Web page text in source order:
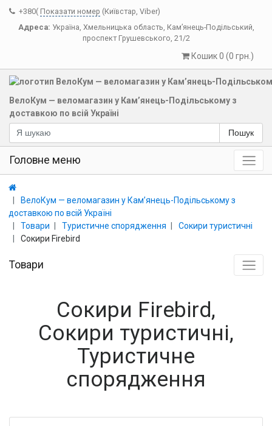
+380( Показати номер (Київстар, Viber)
Адреса: Україна, Хмельницька область, Кам’янець-Подільський,
проспект Грушевського, 21/2
Кошик 0 (0 грн.)
ВелоКум — веломагазин у Кам’янець-Подільському з
доставкою по всій Україні
Пошук
Головне меню
ВелоКум — веломагазин у Кам’янець-Подільському з
доставкою по всій Україні
Товари
Туристичне спорядження
Сокири туристичні
Сокири Firebird
Товари
Сокири Firebird,
Сокири туристичні,
Туристичне
спорядження